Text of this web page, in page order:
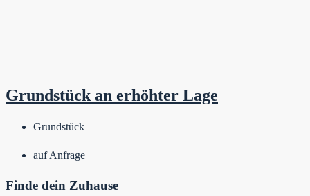
Grundstück an erhöhter Lage
Grundstück
auf Anfrage
Finde dein Zuhause